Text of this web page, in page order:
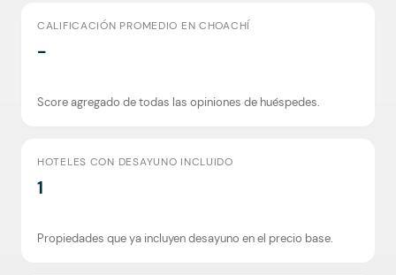
CALIFICACIÓN PROMEDIO EN CHOACHÍ
-
Score agregado de todas las opiniones de huéspedes.
HOTELES CON DESAYUNO INCLUIDO
1
Propiedades que ya incluyen desayuno en el precio base.